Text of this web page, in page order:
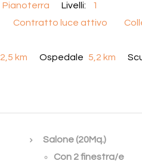
Pianoterra Livelli:
1
Contratto luce attivo
2,5 km Ospedale 5,2 km
Salone (20Mq.)
Con 2 finestra/e